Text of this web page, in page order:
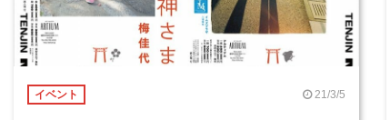
イベント 21/3/5